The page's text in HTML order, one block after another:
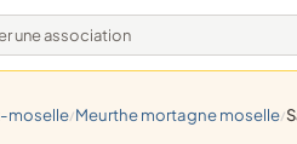
une association
moselle/ meurthe mortagne moselle/